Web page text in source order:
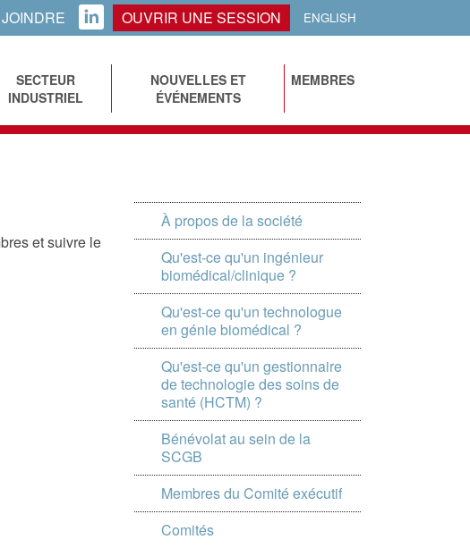
LINKEDIN OUVRIR UNE SESSION ENGLISH
SECTEUR
INDUSTRIEL
NOUVELLES ET
ÉVÉNEMENTS
MEMBRES
et suivre le
À propos de la société
Qu'est-ce qu'un ingénieur
biomédical/clinique ?
Qu'est-ce qu'un technologue
en génie biomédical ?
Qu'est-ce qu'un gestionnaire
de technologie des soins de
santé (HCTM) ?
Bénévolat au sein de la
SCGB
Membres du Comité exécutif
Comités